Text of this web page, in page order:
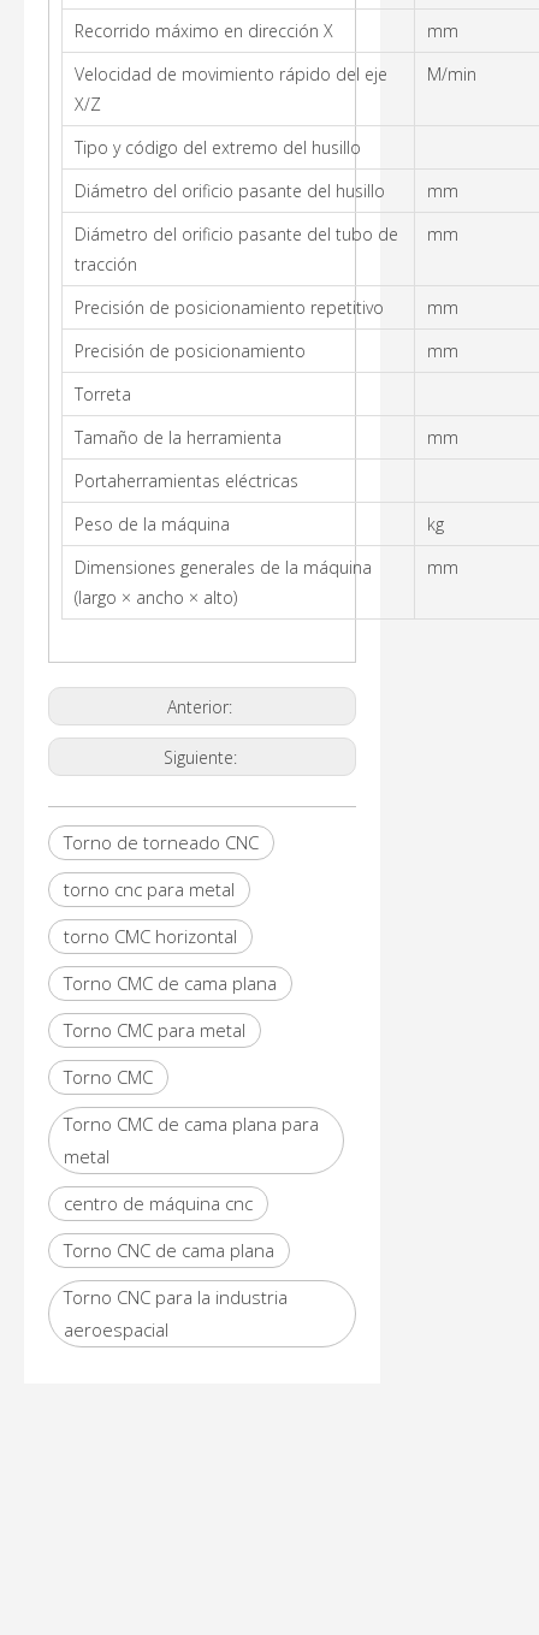
Recorrido máximo en dirección X
mm
Velocidad de movimiento rápido del eje
X/Z
M/min
Tipo y código del extremo del husillo
Diámetro del orificio pasante del husillo
mm
Diámetro del orificio pasante del tubo de
tracción
mm
Precisión de posicionamiento repetitivo
mm
Precisión de posicionamiento
mm
Torreta
Tamaño de la herramienta
mm
Portaherramientas eléctricas
Peso de la máquina
kg
Dimensiones generales de la máquina
(largo × ancho × alto)
mm
Anterior:
Siguiente:
Torno de torneado CNC
torno cnc para metal
torno CMC horizontal
Torno CMC de cama plana
Torno CMC para metal
Torno CMC
Torno CMC de cama plana para
metal
centro de máquina cnc
Torno CNC de cama plana
Torno CNC para la industria
aeroespacial